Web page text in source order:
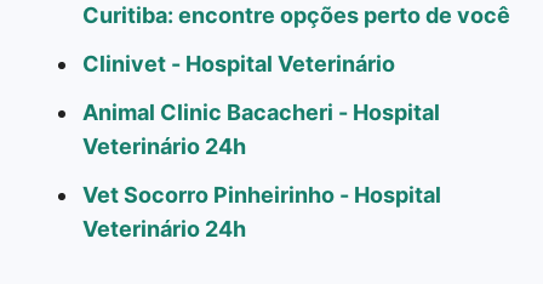
Curitiba: encontre opções perto de você
Clinivet - Hospital Veterinário
Animal Clinic Bacacheri - Hospital
Veterinário 24h
Vet Socorro Pinheirinho - Hospital
Veterinário 24h